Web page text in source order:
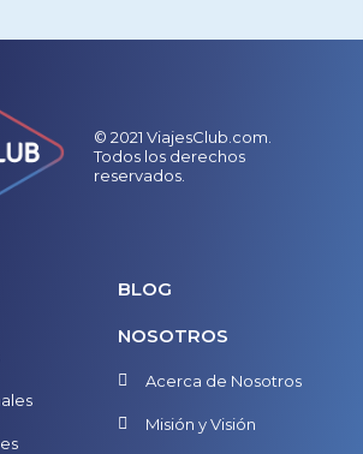
© 2021 ViajesClub.com.
Todos los derechos
reservados.
BLOG
NOSOTROS
Acerca de Nosotros
Misión y Visión